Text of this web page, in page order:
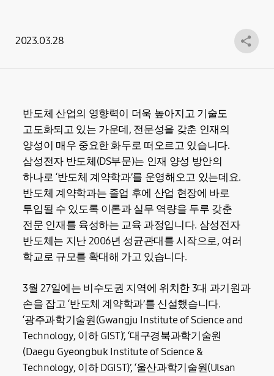
2023.03.28
반도체 산업의 영향력이 더욱 높아지고 기술도
고도화되고 있는 가운데, 전문성을 갖춘 인재의
양성이 매우 중요한 화두로 떠오르고 있습니다.
삼성전자 반도체(DS부문)는 인재 양성 방안의
하나로 ‘반도체 계약학과’를 운영해오고 있는데요.
반도체 계약학과는 졸업 후에 산업 현장에 바로
투입될 수 있도록 이론과 실무 역량을 두루 갖춘
전문 인재를 육성하는 교육 과정입니다. 삼성전자
반도체는 지난 2006년 성균관대를 시작으로, 여러
학교로 규모를 확대해 가고 있습니다.
3월 27일에는 비수도권 지역에 위치한 3대 과기원과
손을 잡고 ‘반도체 계약학과’를 신설했습니다.
‘광주과학기술원(Gwangju Institute of Science and
Technology, 이하 GIST)’, ‘대구경북과학기술원
(Daegu Gyeongbuk Institute of Science &
Technology, 이하 DGIST)’, ‘울산과학기술원(Ulsan